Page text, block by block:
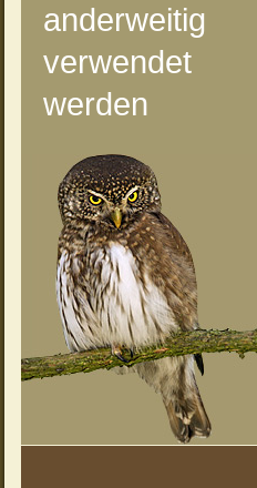
anderweitig
verwendet
werden